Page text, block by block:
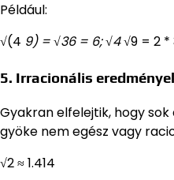
Például:
√(4 9) = √36 = 6; √4√9 = 2 *
5. Irracionális
Gyakran elfelejtik, hogy
gyöke nem egész vagy
√2 ≈ 1.414